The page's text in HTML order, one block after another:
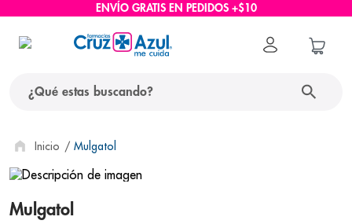
ENVÍO GRATIS EN PEDIDOS +$10
Mulgatol
Mulgatol
términos más buscados
1. protector solar
2. pañales